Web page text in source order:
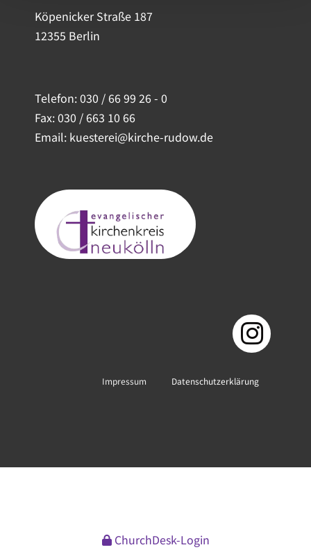
Köpenicker Straße 187
12355 Berlin
Telefon:030 / 66 99 26 - 0
Fax: 030 / 663 10 66
Email: kuesterei@kirche-rudow.de
Impressum Datenschutzerklärung
ChurchDesk-Login